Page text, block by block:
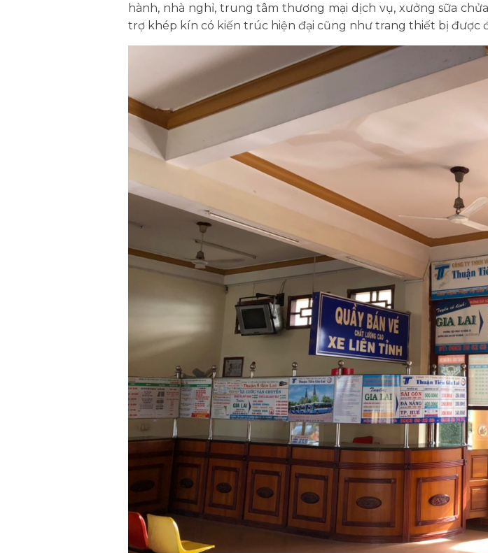
hành, nhà nghỉ, trung tâm thương mại dịch vụ, xưởng sữa
trợ khép kín có kiến trúc hiện đại cũng như trang thiết bị được